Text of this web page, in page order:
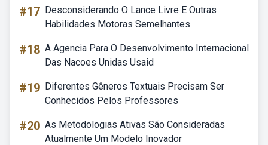
#17 Desconsiderando O Lance Livre E Outras
Habilidades Motoras Semelhantes
#18 A Agencia Para O Desenvolvimento Internacional
Das Nacoes Unidas Usaid
#19 Diferentes Gêneros Textuais Precisam Ser
Conhecidos Pelos Professores
#20 As Metodologias Ativas São Consideradas
Atualmente Um Modelo Inovador